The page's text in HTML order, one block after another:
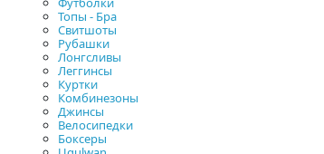
Топы - Бра
Свитшоты
Рубашки
Лонгсливы
Леггинсы
Куртки
Комбинезоны
Джинсы
Велосипедки
Боксеры